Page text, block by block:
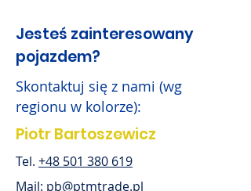
Jesteś zainteresowany
pojazdem?
Skontaktuj się z nami (wg
regionu w kolorze):
Piotr Bartoszewicz
Tel. +48 501 380 619
Mail: pb@ptmtrade.pl